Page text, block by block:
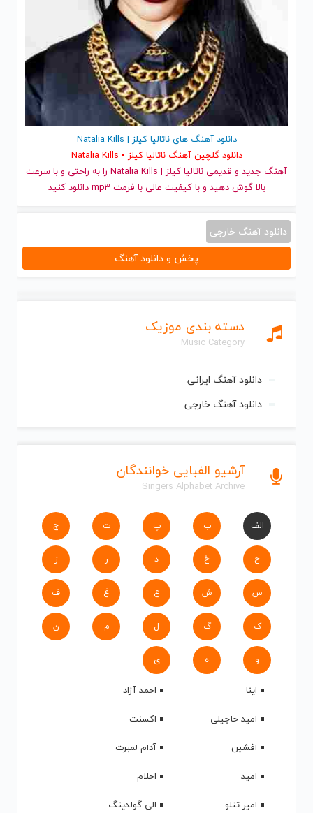
دسته بندی موزیک
Music Category
دانلود آهنگ ایرانی
دانلود آهنگ خارجی
آرشیو الفبایی خوانندگان
Singers Alphabet Archive
الف ب پ ت ج
ح خ د ر ز
س ش ع غ ف
ک گ ل م ن
و ه ی
اینا
احمد آزاد
امید حاجیلی
اکسنت
افشین
آدام لمبرت
امید
احلام
امیر تتلو
الی گولدینگ
دانلود آهنگ های ناتالیا کیلز | Natalia Kills
دانلود گلچین آهنگ ناتالیا کیلز • Natalia Kills
آهنگ جدید
و قدیمی ناتالیا کیلز | Natalia Kills را به راحتی و با سرعت
بالا گوش دهید و با کیفیت عالی با فرمت mp3 دانلود کنید
دانلود آهنگ خارجی
پخش و دانلود آهنگ